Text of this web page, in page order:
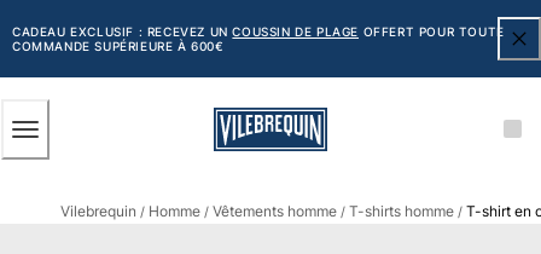
AU
CONTENU
PRINCIPAL
CADEAU EXCLUSIF : RECEVEZ UNCOUSSIN DE PLAGE OFFERT POUR TOUTE
COMMANDE SUPÉRIEURE À 600€
Tous les articles
Vilebrequin / Homme / Vêtements homme / T-shirts homme / T-shirt en